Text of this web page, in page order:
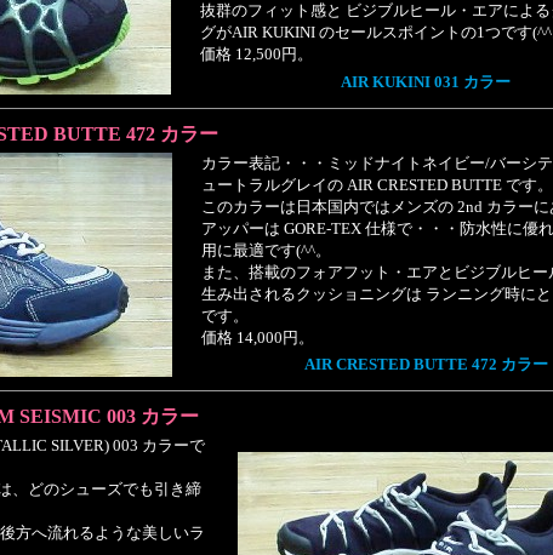
抜群のフィット感と ビジブルヒール・エアによ
グがAIR KUKINI のセールスポイントの1つです(^^
価格 12,500円。
AIR KUKINI 031 カラー
BUTTE 472 カラー
カラー表記・・・ミッドナイトネイビー/バーシ
ュートラルグレイの AIR CRESTED BUTTE です。
このカラーは日本国内ではメンズの 2nd カラーに
アッパーは GORE-TEX 仕様で・・・防水性に優
用に最適です(^^。
また、搭載のフォアフット・エアとビジブルヒー
生み出されるクッショニングは ランニング時に
です。
価格 14,000円。
AIR CRESTED BUTTE 472 カラー
SEISMIC 003 カラー
SILVER) 003 カラーで
、どのシューズでも引き締
方へ流れるような美しいラ